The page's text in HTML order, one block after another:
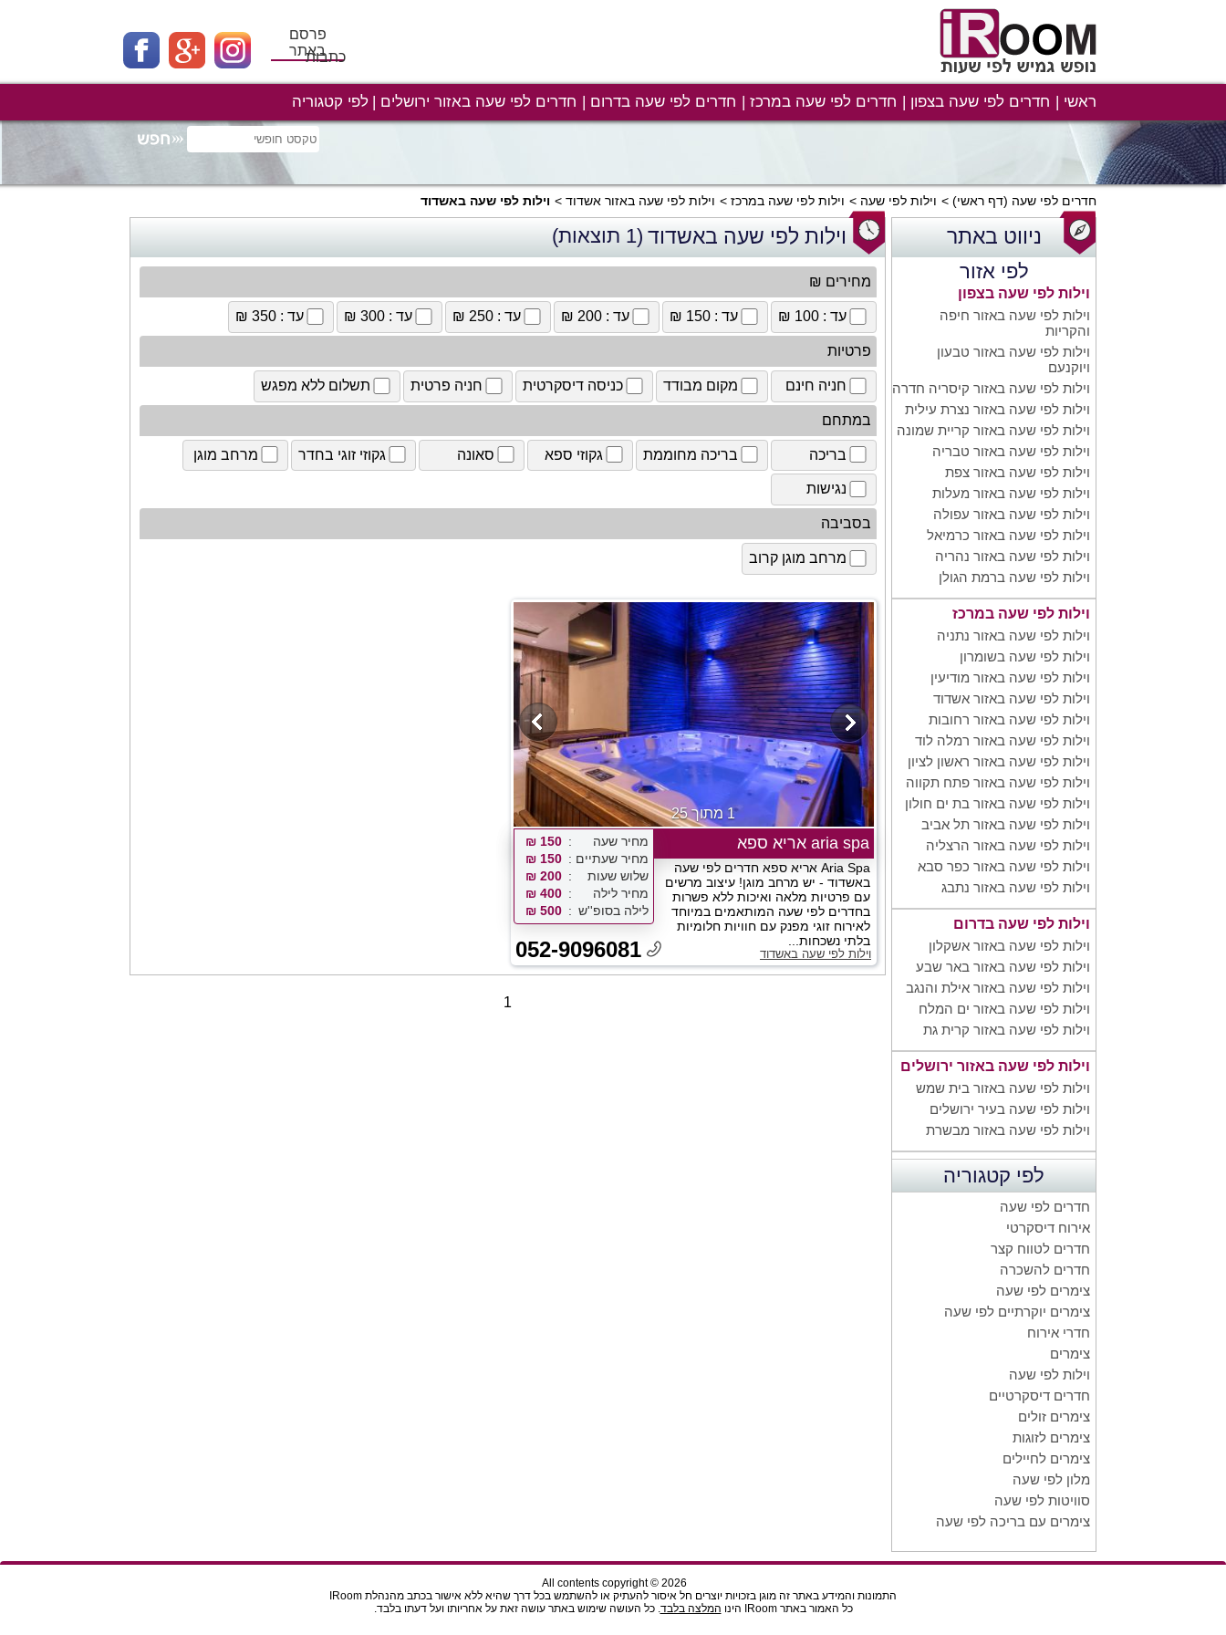
פרסם
באתרכתבות
ראשי חדרים לפי שעה בצפון חדרים לפי שעה במרכז חדרים לפי שעה בדרום חדרים לפי שעה באזור ירושלים לפי קטגוריה
חדרים לפי שעה (דף ראשי) וילות לפי שעה וילות לפי שעה במרכז וילות לפי שעה באזור אשדוד וילות לפי שעה באשדוד
ניווט באתר
לפי אזור
וילות לפי שעה בצפון
וילות לפי שעה באזור חיפה
והקריות
וילות לפי שעה באזור טבעון
ויוקנעם
וילות לפי שעה באזור קיסריה חדרה
וילות לפי שעה באזור נצרת עילית
וילות לפי שעה באזור קריית שמונה
וילות לפי שעה באזור טבריה
וילות לפי שעה באזור צפת
וילות לפי שעה באזור מעלות
וילות לפי שעה באזור עפולה
וילות לפי שעה באזור כרמיאל
וילות לפי שעה באזור נהריה
וילות לפי שעה ברמת הגולן
וילות לפי שעה במרכז
וילות לפי שעה באזור נתניה
וילות לפי שעה בשומרון
וילות לפי שעה באזור מודיעין
וילות לפי שעה באזור אשדוד
וילות לפי שעה באזור רחובות
וילות לפי שעה באזור רמלה לוד
וילות לפי שעה באזור ראשון לציון
וילות לפי שעה באזור פתח תקווה
וילות לפי שעה באזור בת ים חולון
וילות לפי שעה באזור תל אביב
וילות לפי שעה באזור הרצליה
וילות לפי שעה באזור כפר סבא
וילות לפי שעה באזור נתבג
וילות לפי שעה בדרום
וילות לפי שעה באזור אשקלון
וילות לפי שעה באזור באר שבע
וילות לפי שעה באזור אילת והנגב
וילות לפי שעה באזור ים המלח
וילות לפי שעה באזור קרית גת
וילות לפי שעה באזור ירושלים
וילות לפי שעה באזור בית שמש
וילות לפי שעה בעיר ירושלים
וילות לפי שעה באזור מבשרת
לפי קטגוריה
חדרים לפי שעה
אירוח דיסקרטי
חדרים לטווח קצר
חדרים להשכרה
צימרים לפי שעה
צימרים יוקרתיים לפי שעה
חדרי אירוח
צימרים
וילות לפי שעה
חדרים דיסקרטיים
צימרים זולים
צימרים לזוגות
צימרים לחיילים
מלון לפי שעה
סוויטות לפי שעה
צימרים עם בריכה לפי שעה
וילות לפי שעה באשדוד (1 תוצאות)
מחירים ₪
עד : 100 ₪ עד : 150 ₪ עד : 200 ₪ עד : 250 ₪ עד : 300 ₪ עד : 350 ₪
פרטיות
חניה חינם מקום מבודד כניסה דיסקרטית חניה פרטית תשלום ללא מפגש
במתחם
בריכה בריכה מחוממת גקוזי ספא סאונה גקוזי זוגי בחדר מרחב מוגן
נגישות
בסביבה
מרחב מוגן קרוב
1 מתוך 25
aria spa אריא ספא
Aria Spa אריא ספא חדרים לפי שעה
באשדוד - יש מרחב מוגן! עיצוב מרשים
עם פרטיות מלאה ואיכות ללא פשרות
בחדרים לפי שעה המותאמים במיוחד
לאירוח זוגי מפנק עם חוויות חלומיות
בלתי נשכחות...
וילות לפי שעה באשדוד
מחיר שעה
150 ₪
מחיר שעתיים
150 ₪
שלוש שעות
200 ₪
מחיר לילה
400 ₪
לילה בסופ''ש
500 ₪
052-9096081
1
All contents copyright © 2026
התמונות והמידע באתר זה מוגן בזכויות יוצרים חל איסור להעתיק או להשתמש בכל דרך שהיא ללא אישור בכתב מהנהלת IRoom
כל האמור באתר IRoom הינו
המלצה בלבד. כל העושה שימוש באתר עושה זאת על אחריותו ועל דעתו בלבד.